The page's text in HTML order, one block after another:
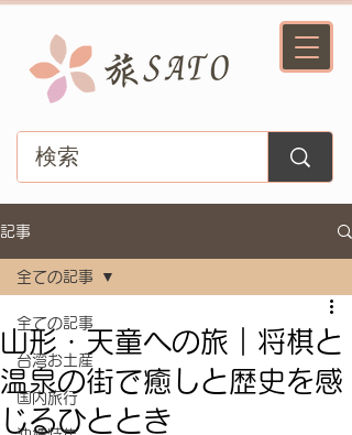
記事
全ての記事
台湾お土産
国内旅行
全ての記事
山形・天童への旅｜将棋と
温泉の街で癒しと歴史を感
じるひととき